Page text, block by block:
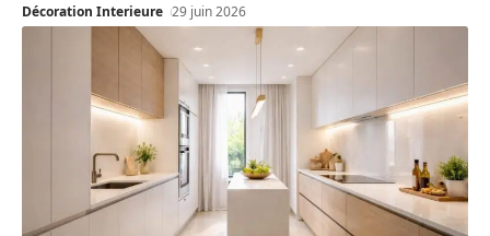
Décoration Interieure 29 juin 2026